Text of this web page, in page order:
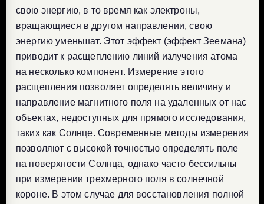
свою энергию, в то время как электроны,
вращающиеся в другом направлении, свою
энергию уменьшат. Этот эффект (эффект Зеемана)
приводит к расщеплению линий излучения атома
на несколько компонент. Измерение этого
расщепления позволяет определять величину и
направление магнитного поля на удаленных от нас
объектах, недоступных для прямого исследования,
таких как Солнце. Современные методы измерения
позволяют с высокой точностью определять поле
на поверхности Солнца, однако часто бессильны
при измерении трехмерного поля в солнечной
короне. В этом случае для восстановления полной